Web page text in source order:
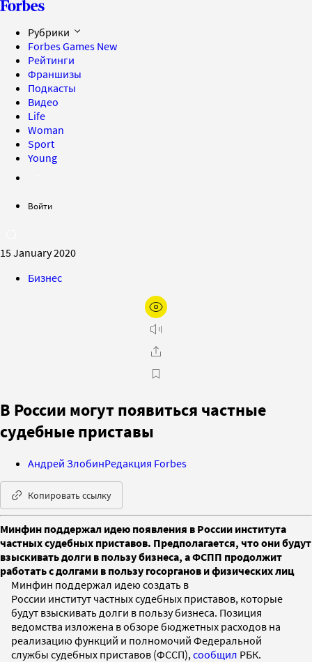
Рубрики
Forbes Games New
Рейтинги
Франшизы
Подкасты
Видео
Life
Woman
Sport
Young
Войти
15 January 2020
Бизнес
В России могут появиться частные
судебные приставы
Андрей ЗлобинРедакция Forbes
Копировать ссылку
Минфин поддержал идею появления в России института
частных судебных приставов. Предполагается, что они будут
взыскивать долги в пользу бизнеса, а ФСПП продолжит
работать с долгами в пользу госорганов и физических лиц
Минфин поддержал идею создать в
России институт частных судебных приставов, которые
будут взыскивать долги в пользу бизнеса. Позиция
ведомства изложена в обзоре бюджетных расходов на
реализацию функций и полномочий Федеральной
службы судебных приставов (ФССП), сообщил РБК.